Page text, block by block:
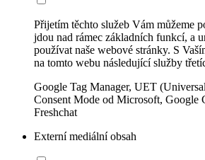
Přijetím těchto služeb Vám můžeme
jdou nad rámec základních funkcí, a
používat naše webové stránky. S
na tomto webu následující služby
Google Tag Manager, UET
Consent Mode od Microsoft, Google
Freshchat
Externí mediální obsah